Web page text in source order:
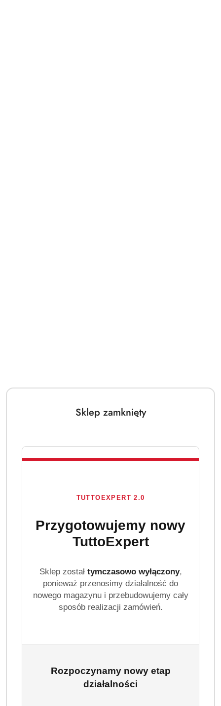
Sklep zamknięty
TUTTOEXPERT 2.0
Przygotowujemy nowy
TuttoExpert
Sklep został tymczasowo wyłączony,
ponieważ przenosimy działalność do
nowego magazynu i przebudowujemy cały
sposób realizacji zamówień.
Rozpoczynamy nowy etap
działalności